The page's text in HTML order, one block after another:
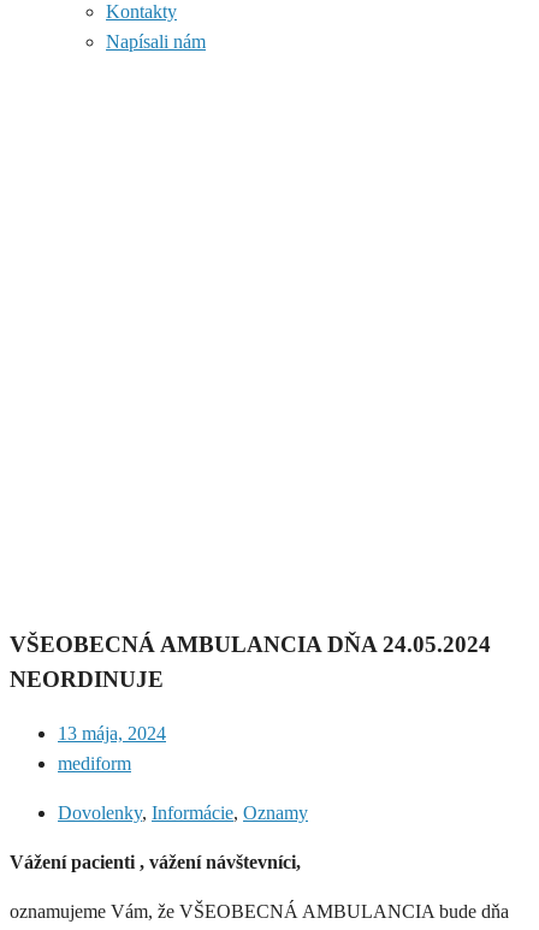
Kontakty
Napísali nám
VŠEOBECNÁ AMBULANCIA DŇA 24.05.2024
NEORDINUJE
13 mája, 2024
mediform
Dovolenky, Informácie, Oznamy
Vážení pacienti , vážení návštevníci,
oznamujeme Vám, že VŠEOBECNÁ AMBULANCIA bude dňa